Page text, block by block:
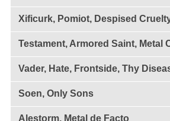
Xificurk, Pomiot, Despised
Testament, Armored Saint, Metal
Vader, Hate, Frontside, Thy
Soen, Only Sons
Alestorm, Metal de Facto